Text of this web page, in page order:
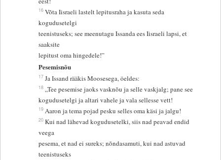
16 Võta Iisraeli lastelt lepitusraha ja kasuta seda
kogudusetelgi
teenistuseks; see meenutagu Issanda ees Iisraeli lapsi, et
saaksite
lepitust oma hingedele!”
Pesemisnõu
17 Ja Issand rääkis Moosesega, öeldes:
18 „Tee pesemise jaoks vasknõu ja selle vaskjalg; pane see
kogudusetelgi ja altari vahele ja vala sellesse vett!
19 Aaron ja tema pojad pesku selles oma käsi ja jalgu!
20 Kui nad lähevad kogudusetelki, siis nad peavad endid
veega
pesema, et nad ei sureks; nõndasamuti, kui nad astuvad
teenistuseks